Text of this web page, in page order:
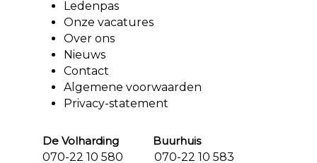
Ledenpas
Onze vacatures
Over ons
Nieuws
Contact
Algemene voorwaarden
Privacy-statement
De Volharding Buurhuis
070-22 10 580 070-22 10 583